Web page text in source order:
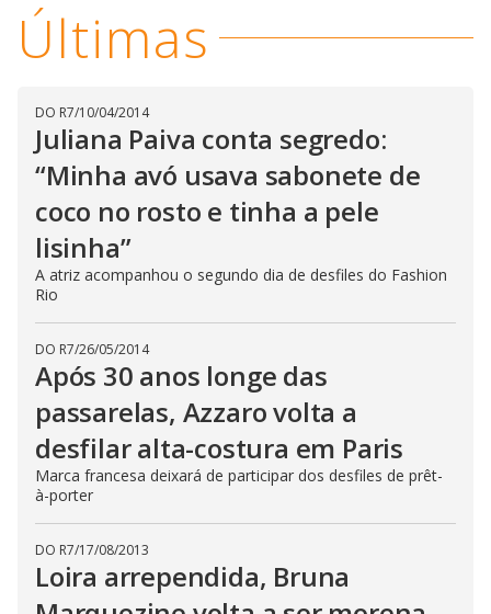
Últimas
DO R7/10/04/2014
Juliana Paiva conta segredo:
“Minha avó usava sabonete de
coco no rosto e tinha a pele
lisinha”
A atriz acompanhou o segundo dia de desfiles do Fashion
Rio
DO R7/26/05/2014
Após 30 anos longe das
passarelas, Azzaro volta a
desfilar alta-costura em Paris
Marca francesa deixará de participar dos desfiles de prêt-
à-porter
DO R7/17/08/2013
Loira arrependida, Bruna